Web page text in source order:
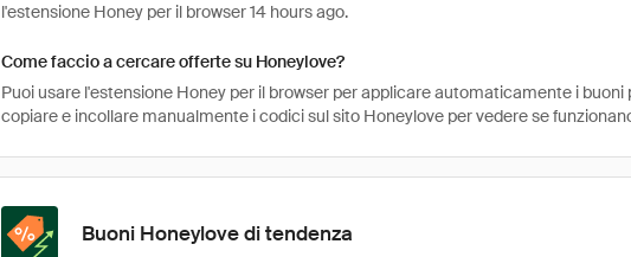
l'estensione Honey per il browser 14 hours ago.
Come faccio a cercare offerte su Honeylove?
Puoi usare l'estensione Honey per il browser per applicare automaticamente i
copiare e incollare manualmente i codici sul sito Honeylove per vedere se
Buoni Honeylove di tendenza